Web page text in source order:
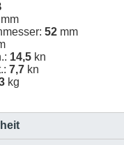
mm
52 mm
14,5 kn
7,7 kn
kg